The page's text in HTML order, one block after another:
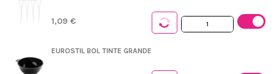
1,09 €
EUROSTIL BOL TINTE GRANDE